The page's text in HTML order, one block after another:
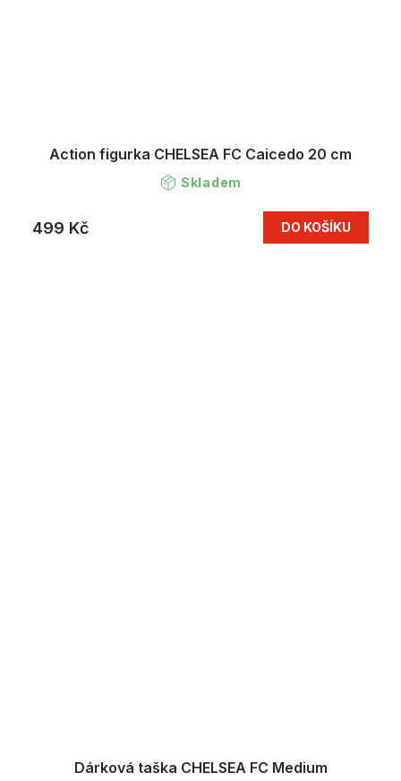
Action figurka CHELSEA FC Caicedo 20 cm
Skladem
499 Kč DO KOŠÍKU
Dárková taška CHELSEA FC Medium